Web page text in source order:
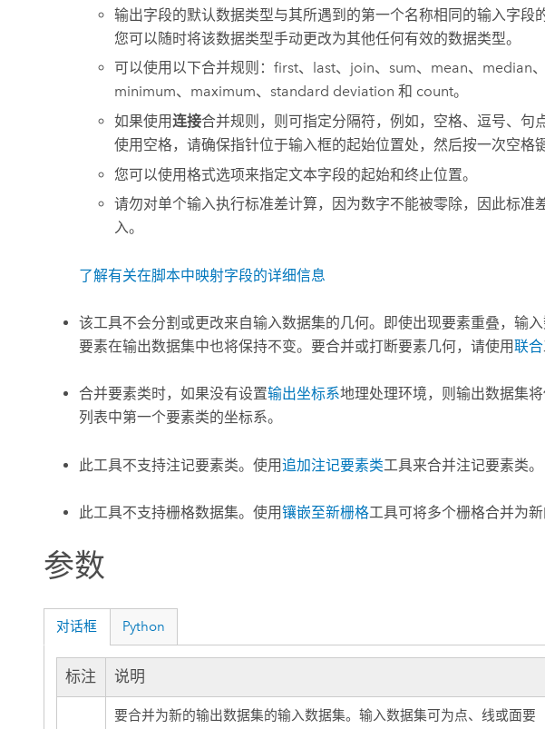
输出字段的默认数据类型与其所遇到的第一个名称相同的输入字段
您可以随时将该数据类型手动更改为其他任何有效的数据类型。
可以使用以下合并规则：first、last、join、sum、mean、median、
minimum、maximum、standard deviation 和 count。
如果使用连接合并规则，则可指定分隔符，例如，空格、逗号、句
使用空格，请确保指针位于输入框的起始位置处，然后按一次空格键
您可以使用格式选项来指定文本字段的起始和终止位置。
请勿对单个输入执行标准差计算，因为数字不能被零除，因此标准
入。
了解有关在脚本中映射字段的详细信息
该工具不会分割或更改来自输入数据集的几何。即使出现要素重叠，输
要素在输出数据集中也将保持不变。要合并或打断要素几何，请使用联合
合并要素类时，如果没有设置输出坐标系地理处理环境，则输出数据集将
列表中第一个要素类的坐标系。
此工具不支持注记要素类。使用追加注记要素类工具来合并注记要素类。
此工具不支持栅格数据集。使用镶嵌至新栅格工具可将多个栅格合并为新
参数
对话框 Python
标注 说明
要合并为新的输出数据集的输入数据集。输入数据集可为点、线或面要